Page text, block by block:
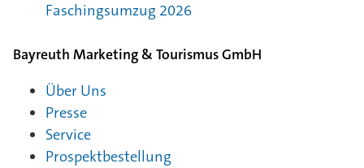
Faschingsumzug 2026
Bayreuth Marketing & Tourismus GmbH
Über Uns
Presse
Service
Prospektbestellung